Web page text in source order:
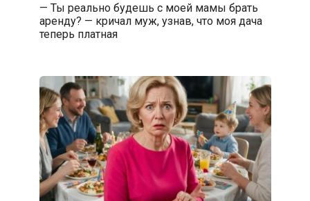
— Ты реально будешь с моей мамы брать
аренду? — кричал муж, узнав, что моя дача
теперь платная